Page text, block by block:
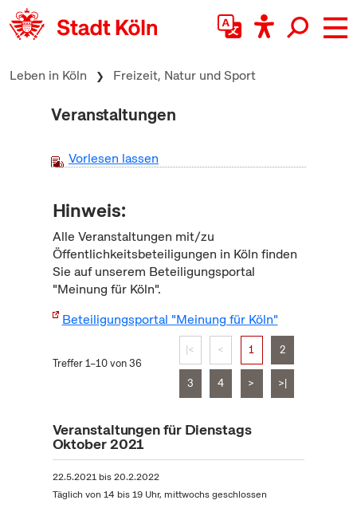
zum Inhalt springen
Leben in Köln Freizeit, Natur und Sport
Veranstaltungen
Vorlesen lassen
Hinweis:
Alle Veranstaltungen mit/zu
Öffentlichkeitsbeteiligungen in Köln finden
Sie auf unserem Beteiligungsportal
"Meinung für Köln".
Beteiligungsportal "Meinung für Köln"
Treffer 1–10 von 36
|< < 1 2
3 4 > >|
Veranstaltungen für Dienstags
Oktober 2021
22.5.2021bis20.2.2022
Täglich von 14 bis 19 Uhr, mittwochs geschlossen